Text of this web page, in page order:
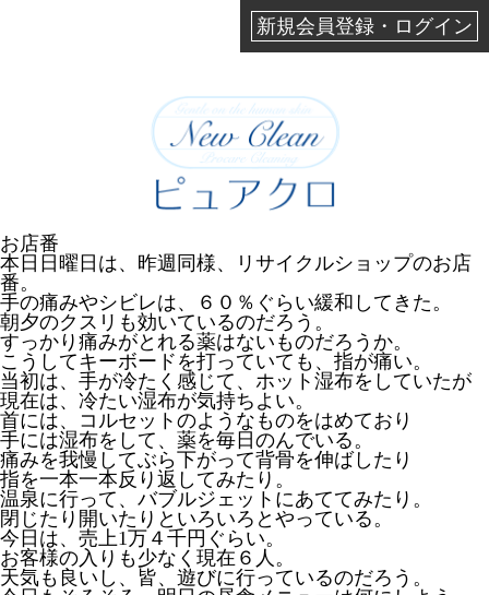
新規会員登録・ログイン
お店番
本日日曜日は、昨週同様、リサイクルショップのお店
番。
手の痛みやシビレは、６０％ぐらい緩和してきた。
朝夕のクスリも効いているのだろう。
すっかり痛みがとれる薬はないものだろうか。
こうしてキーボードを打っていても、指が痛い。
当初は、手が冷たく感じて、ホット湿布をしていたが
現在は、冷たい湿布が気持ちよい。
首には、コルセットのようなものをはめており
手には湿布をして、薬を毎日のんでいる。
痛みを我慢してぶら下がって背骨を伸ばしたり
指を一本一本反り返してみたり。
温泉に行って、バブルジェットにあててみたり。
閉じたり開いたりといろいろとやっている。
今日は、売上1万４千円ぐらい。
お客様の入りも少なく現在６人。
天気も良いし、皆、遊びに行っているのだろう。